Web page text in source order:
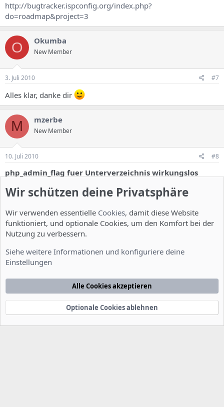
http://bugtracker.ispconfig.org/index.php?
do=roadmap&project=3
O Okumba
New Member
3. Juli 2010 #7
Alles klar, danke dir
M mzerbe
New Member
10. Juli 2010 #8
php_admin_flag fuer Unterverzeichnis wirkungslos
Zitat von Okumba:
Hab ich als Apache Direktive drin und trotzdem ist safemode in der
stehts im Englischen Teil des Forums.)
Du musst dich einloggen oder registrieren, um hier zu antworten.
Wir schützen deine Privatsphäre
Wir verwenden essentielle Cookies, damit diese Website
funktioniert, und optionale Cookies, um den Komfort bei der
Nutzung zu verbessern.
Siehe weitere Informationen und konfiguriere deine
Einstellungen
Alle Cookies akzeptieren
Optionale Cookies ablehnen